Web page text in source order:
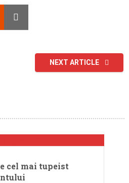
NEXT ARTICLE
cel mai tupeist